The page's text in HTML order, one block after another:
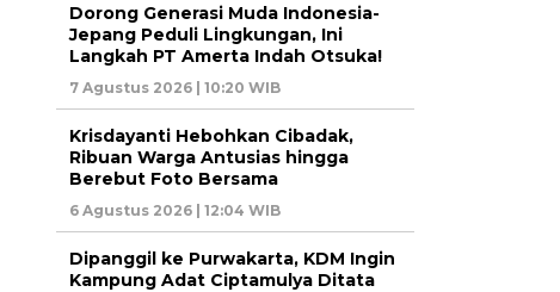
Dorong Generasi Muda Indonesia-
Jepang Peduli Lingkungan, Ini
Langkah PT Amerta Indah Otsuka!
7 Agustus 2026 | 10:20 WIB
Krisdayanti Hebohkan Cibadak,
Ribuan Warga Antusias hingga
Berebut Foto Bersama
6 Agustus 2026 | 12:04 WIB
Dipanggil ke Purwakarta, KDM Ingin
Kampung Adat Ciptamulya Ditata